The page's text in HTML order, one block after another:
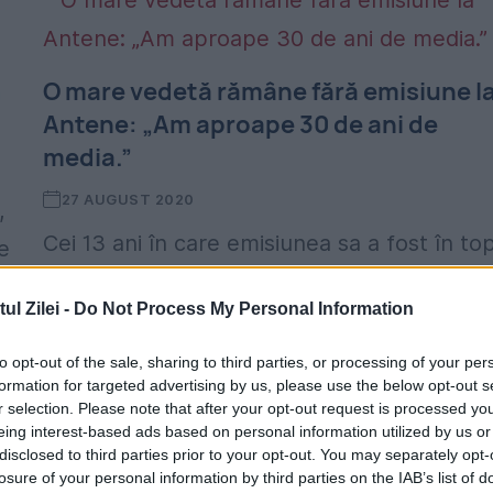
Zilei - Do Not Process My Personal Information
opt-out of the sale, sharing to third parties, or processing of your
for targeted advertising by us, please use the below opt-out
selection. Please note that after your opt-out request is processed
interest-based ads based on personal information utilized by us
to third parties prior to your opt-out. You may separately
of your personal information by third parties on the IAB’s list of
O mare vedetă rămâne fără emisiune
Antene: „Am aproape 30 de ani de
media.”
27 AUGUST 2020
Cei 13 ani în care emisiunea sa a fost în
pandemiei, astfel că prezentatorul Cristi
Brancu a rămas fără show-ul de la